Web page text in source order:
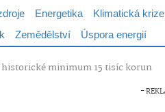
Energetika Klimatická krize
Zemědělství Úspora energií
historické minimum 15 tisíc korun